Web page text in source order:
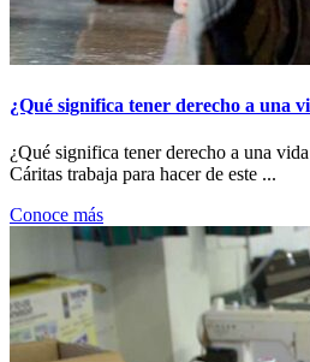
¿Qué significa tener derecho a una
¿Qué significa tener derecho a una
Cáritas trabaja para hacer de este ...
Conoce más